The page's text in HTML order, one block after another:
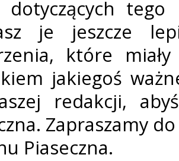
dotyczących
je jeszcze
które
jakiegoś
redakcji,
Zapraszamy
Piaseczna.